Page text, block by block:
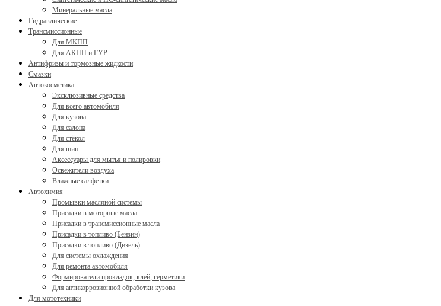
Минеральные масла
Гидравлические
Трансмиссионные
Для МКПП
Для АКПП и ГУР
Антифризы и тормозные жидкости
Смазки
Автокосметика
Эксклюзивные средства
Для всего автомобиля
Для кузова
Для салона
Для стёкол
Для шин
Аксессуары для мытья и полировки
Освежители воздуха
Влажные салфетки
Автохимия
Промывки масляной системы
Присадки в моторные масла
Присадки в трансмиссионные масла
Присадки в топливо (Бензин)
Присадки в топливо (Дизель)
Для системы охлаждения
Для ремонта автомобиля
Формирователи прокладок, клей, герметики
Для антикоррозионной обработки кузова
Для мототехники